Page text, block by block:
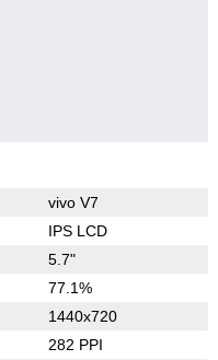
vivo V7
IPS LCD
5.7"
77.1%
1440x720
282 PPI